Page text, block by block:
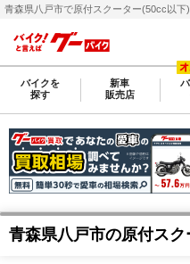
バイクを
探す
新車
販売店
青森県八戸市の原付ス